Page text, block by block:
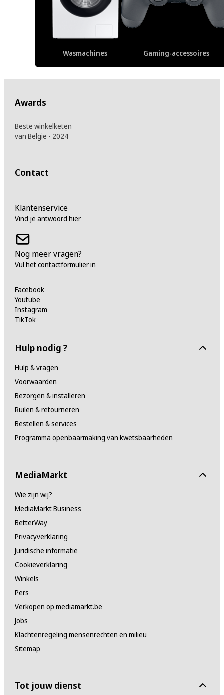
Wasmachines Gaming-accessoires
Awards
Beste winkelketen
van Belgie - 2024
Contact
Klantenservice
Vind je antwoord hier
Nog meer vragen?
Vul het contactformulier in
Facebook
Youtube
Instagram
TikTok
Hulp nodig ?
Hulp & vragen
Voorwaarden
Bezorgen & installeren
Ruilen & retourneren
Bestellen & services
Programma openbaarmaking van kwetsbaarheden
MediaMarkt
Wie zijn wij?
MediaMarkt Business
BetterWay
Privacyverklaring
Juridische informatie
Cookieverklaring
Winkels
Pers
Verkopen op mediamarkt.be
Jobs
Klachtenregeling mensenrechten en milieu
Sitemap
Tot jouw dienst